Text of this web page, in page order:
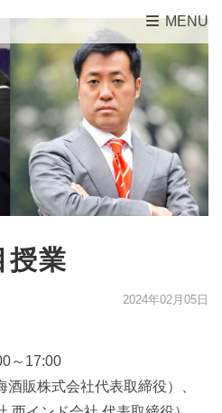
MENU
授業
2024年02月05日
～17:00
販株式会社代表取締役）、